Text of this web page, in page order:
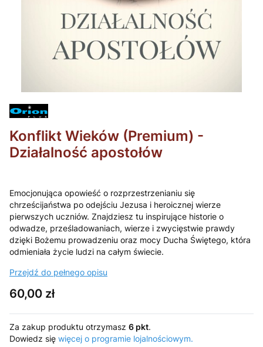
Konflikt Wieków (Premium) -
Działalność apostołów
Emocjonująca opowieść o rozprzestrzenianiu się
chrześcijaństwa po odejściu Jezusa i heroicznej wierze
pierwszych uczniów. Znajdziesz tu inspirujące historie o
odwadze, prześladowaniach, wierze i zwycięstwie prawdy
dzięki Bożemu prowadzeniu oraz mocy Ducha Świętego, która
odmieniała życie ludzi na całym świecie.
Przejdź do pełnego opisu
Cena
60,00 zł
Za zakup produktu otrzymasz 6 pkt.
Dowiedz się więcej o programie lojalnościowym.